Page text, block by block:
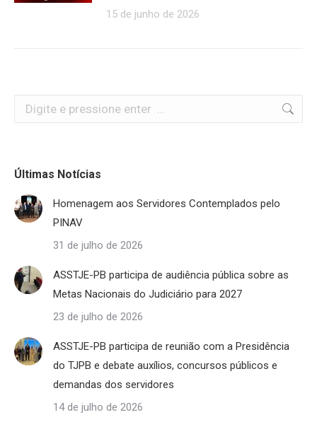
15 de junho de 2026
Search:
Últimas Notícias
Homenagem aos Servidores Contemplados pelo
PINAV
31 de julho de 2026
ASSTJE-PB participa de audiência pública sobre as
Metas Nacionais do Judiciário para 2027
23 de julho de 2026
ASSTJE-PB participa de reunião com a Presidência
do TJPB e debate auxílios, concursos públicos e
demandas dos servidores
14 de julho de 2026